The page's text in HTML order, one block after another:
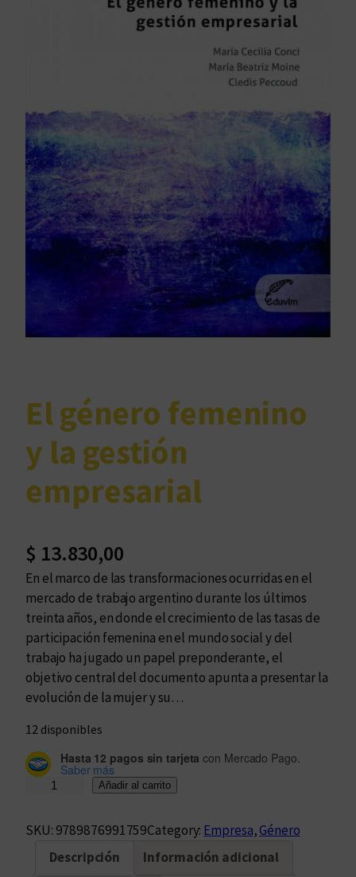
El género femenino
y la gestión
empresarial
$ 13.830,00
En el marco de las transformaciones ocurridas en el
mercado de trabajo argentino durante los últimos
treinta años, en donde el crecimiento de las tasas de
participación femenina en el mundo social y del
trabajo ha jugado un papel preponderante, el
objetivo central del documento apunta a presentar la
evolución de la mujer y su…
12 disponibles
Hasta 12 pagos sin tarjeta con Mercado Pago.
Saber más
g
Añadir al carrito
SKU: 9789876991759Category: Empresa, Género
Descripción
Información adicional